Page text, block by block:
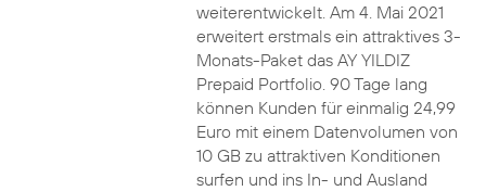
weiterentwickelt. Am 4. Mai 2021
erweitert erstmals ein attraktives 3-
Monats-Paket das AY YILDIZ
Prepaid Portfolio. 90 Tage lang
können Kunden für einmalig 24,99
Euro mit einem Datenvolumen von
10 GB zu attraktiven Konditionen
surfen und ins In- und Ausland